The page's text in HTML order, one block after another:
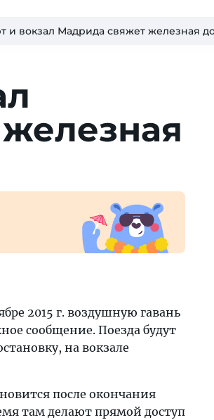
и вокзал Мадрида свяжет железная
2015 г. воздушную гавань
сообщение. Поезда будут
на вокзале
после окончания
там делают прямой доступ